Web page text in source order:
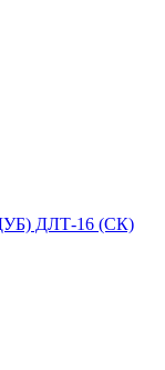
ДЛТ-16 (СК)